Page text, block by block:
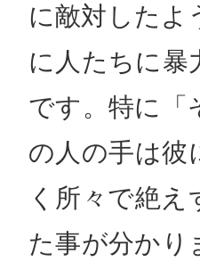
に敵対したよ
に人たちに暴
です。特に「
の人の手は彼
く所々で絶
た事が分かり